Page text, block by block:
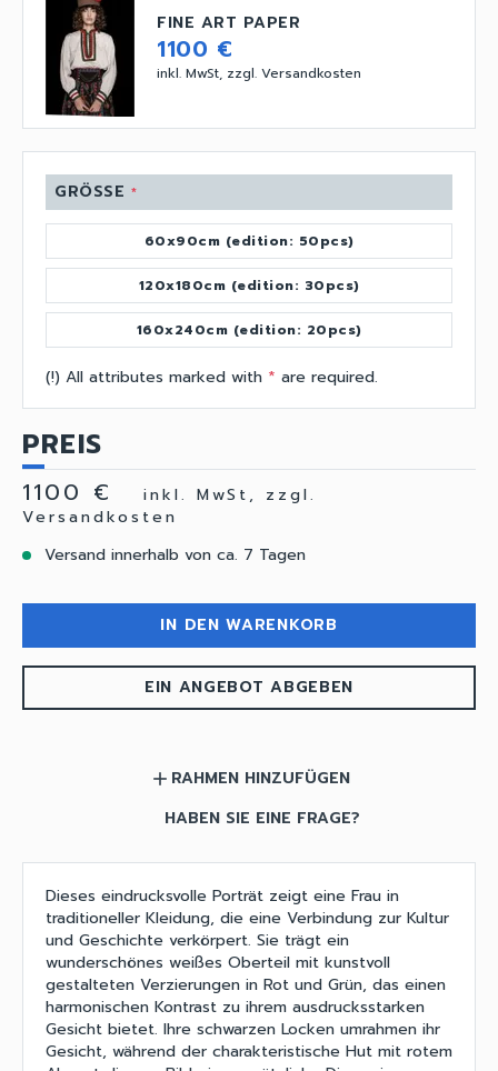
FINE ART PAPER
1100 €
inkl. MwSt, zzgl. Versandkosten
GRÖSSE *
60x90cm (edition: 50pcs)
120x180cm (edition: 30pcs)
160x240cm (edition: 20pcs)
(!) All attributes marked with * are required.
PREIS
1100 €
inkl. MwSt, zzgl.
Versandkosten
Versand innerhalb von ca. 7 Tagen
IN DEN WARENKORB
EIN ANGEBOT ABGEBEN
add RAHMEN HINZUFÜGEN
HABEN SIE EINE FRAGE?
Dieses eindrucksvolle Porträt zeigt eine Frau in
traditioneller Kleidung, die eine Verbindung zur Kultur
und Geschichte verkörpert. Sie trägt ein
wunderschönes weißes Oberteil mit kunstvoll
gestalteten Verzierungen in Rot und Grün, das einen
harmonischen Kontrast zu ihrem ausdrucksstarken
Gesicht bietet. Ihre schwarzen Locken umrahmen ihr
Gesicht, während der charakteristische Hut mit rotem